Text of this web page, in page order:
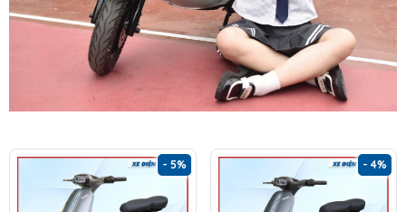
- 5% - 4%